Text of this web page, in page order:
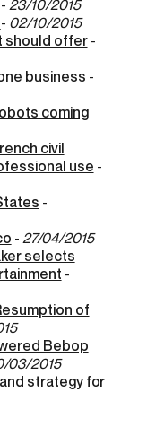
- 23/10/2015
- 02/10/2015
should offer-
business -
coming
civil
use -
-
- 27/04/2015
selects
-
of
Bebop
03/2015
strategy for